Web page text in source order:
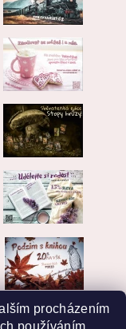
procházením
používáním..